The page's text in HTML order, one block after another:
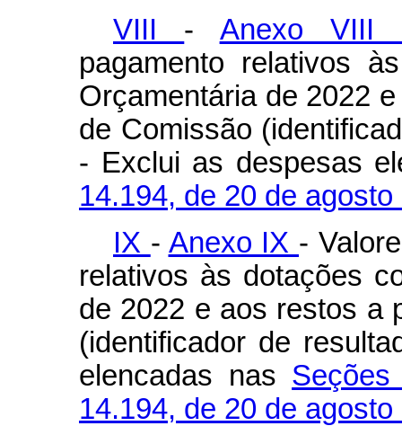
VIII - Anexo VIII
pagamento relativos
Orçamentária de 2022
de Comissão
- Exclui as despesas
14.194, de 20 de agosto
IX - Anexo IX -
relativos às dotações
de 2022 e aos restos a
(identificador de
elencadas nas
14.194, de 20 de agosto